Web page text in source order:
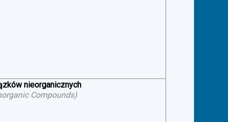
nieorganicznych
Compounds)